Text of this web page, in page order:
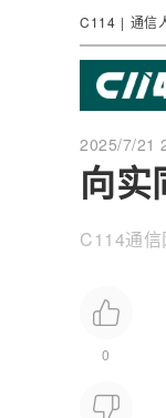
C114 | 通信
2025/7/21
向
C114通信
0